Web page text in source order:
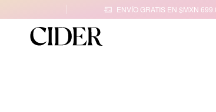
ENVÍO GRATIS EN $MXN